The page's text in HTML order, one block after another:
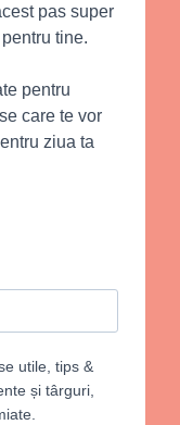
pas super
tine.
pentru
care te vor
ziua ta
utile, tips &
și târguri,